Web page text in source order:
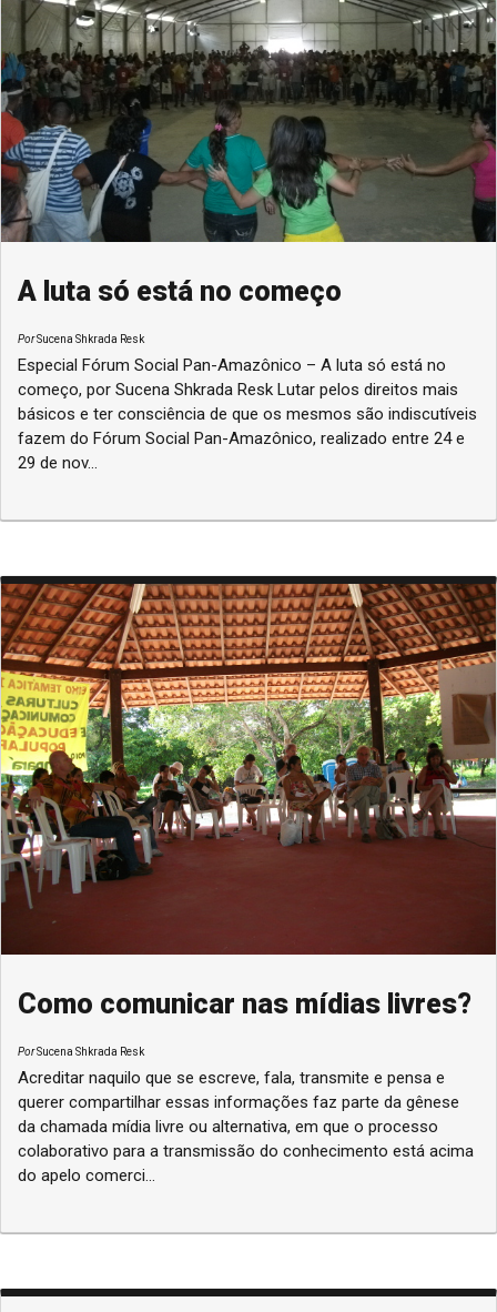
A luta só está no começo
PorSucena Shkrada Resk
Especial Fórum Social Pan-Amazônico – A luta só está no
começo, por Sucena Shkrada Resk Lutar pelos direitos mais
básicos e ter consciência de que os mesmos são indiscutíveis
fazem do Fórum Social Pan-Amazônico, realizado entre 24 e
29 de nov...
Como comunicar nas mídias livres?
PorSucena Shkrada Resk
Acreditar naquilo que se escreve, fala, transmite e pensa e
querer compartilhar essas informações faz parte da gênese
da chamada mídia livre ou alternativa, em que o processo
colaborativo para a transmissão do conhecimento está acima
do apelo comerci...